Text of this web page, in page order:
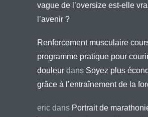
vague de l’oversize est-elle
l’avenir ?
Renforcement musculaire
programme pratique pour
douleur dans Soyez plus
grâce à l’entraînement de la
eric dans Portrait de